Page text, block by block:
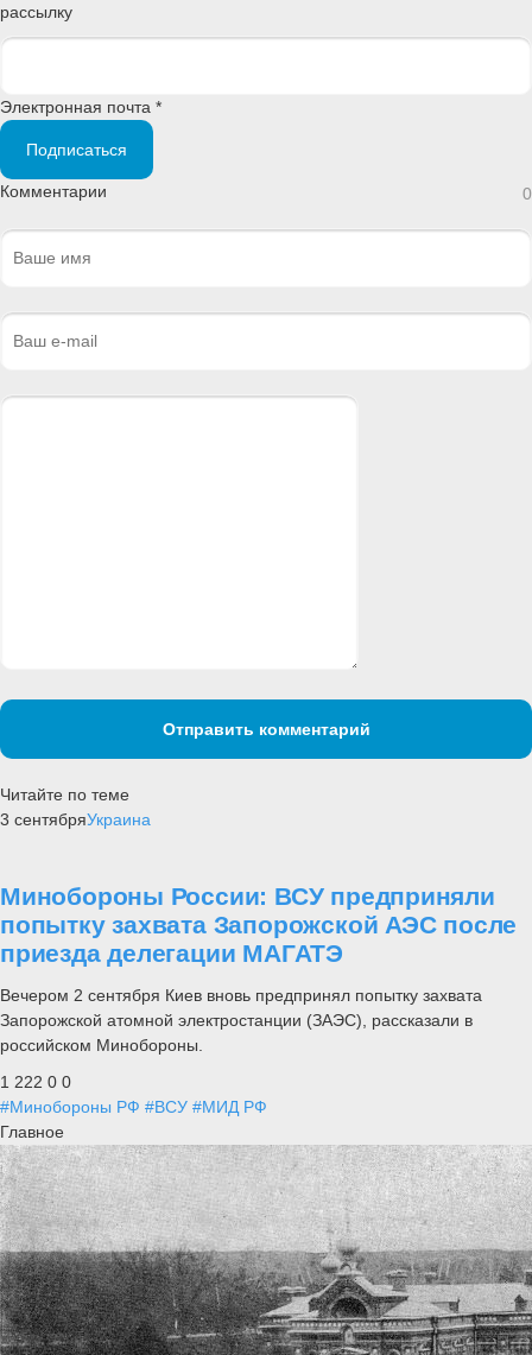
рассылку
Электронная почта *
Подписаться
Комментарии 0
Отправить комментарий
Читайте по теме
3 сентябряУкраина
Минобороны России: ВСУ предприняли
попытку захвата Запорожской АЭС после
приезда делегации МАГАТЭ
Вечером 2 сентября Киев вновь предпринял попытку захвата
Запорожской атомной электростанции (ЗАЭС), рассказали в
российском Минобороны.
1 222 0 0
#Минобороны РФ #ВСУ #МИД РФ
Главное